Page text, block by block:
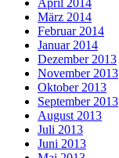
März 2014
Februar 2014
Januar 2014
Dezember 2013
November 2013
Oktober 2013
September 2013
August 2013
Juli 2013
Juni 2013